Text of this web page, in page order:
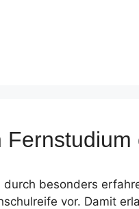
besonders
vor. Damit